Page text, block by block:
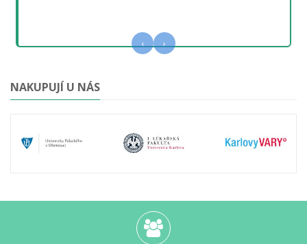
‹ ›
NAKUPUJÍ U NÁS